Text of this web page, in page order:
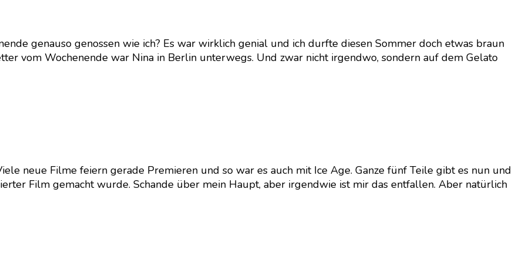
genauso genossen wie ich? Es war wirklich genial und ich durfte diesen Sommer doch etwas braun
vom Wochenende war Nina in Berlin unterwegs. Und zwar nicht irgendwo, sondern auf dem Gelato
neue Filme feiern gerade Premieren und so war es auch mit Ice Age. Ganze fünf Teile gibt es nun und
Film gemacht wurde. Schande über mein Haupt, aber irgendwie ist mir das entfallen. Aber natürlich